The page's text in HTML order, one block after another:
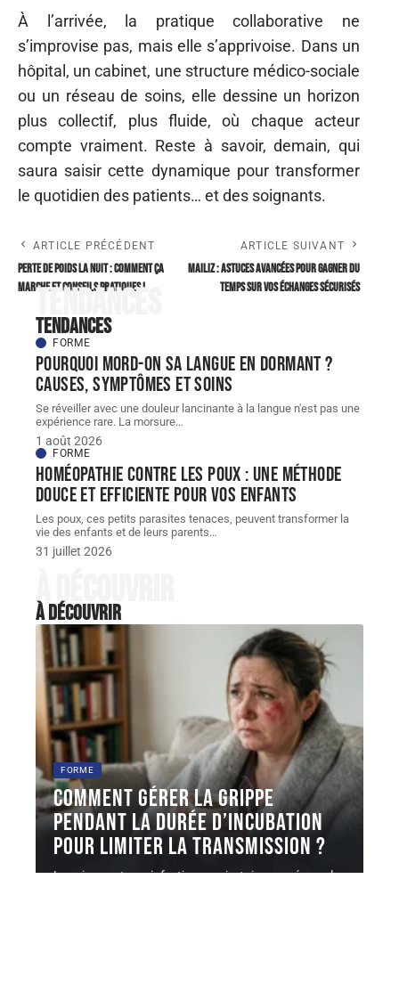
À l’arrivée, la pratique collaborative ne
s’improvise pas, mais elle s’apprivoise. Dans un
hôpital, un cabinet, une structure médico-sociale
ou un réseau de soins, elle dessine un horizon
plus collectif, plus fluide, où chaque acteur
compte vraiment. Reste à savoir, demain, qui
saura saisir cette dynamique pour transformer
le quotidien des patients… et des soignants.
ARTICLE PRÉCÉDENT
Perte de poids la nuit : comment ça
marche et conseils pratiques !
ARTICLE SUIVANT
Mailiz : astuces avancées pour gagner du
temps sur vos échanges sécurisés
Tendances
Tendances
FORME
Pourquoi mord-on sa langue en dormant ?
Causes, symptômes et soins
Se réveiller avec une douleur lancinante à la langue n'est pas une
expérience rare. La morsure…
1 août 2026
FORME
Homéopathie contre les poux : une méthode
douce et efficiente pour vos enfants
Les poux, ces petits parasites tenaces, peuvent transformer la
vie des enfants et de leurs parents…
31 juillet 2026
À découvrir
À découvrir
FORME
Comment gérer la grippe
pendant la durée d’incubation
pour limiter la transmission ?
La grippe est une infection respiratoire causée par les